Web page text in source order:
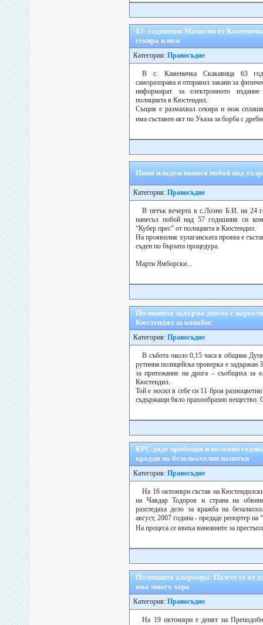
63- годишния Манасии от
секира и нож
Категория: Правосъдие
В с. Каменичка Скакавица 63
саморазправа и отправил закани за
информират за електронното
полицията в Кюстендил.
Същия е размахвал секира и нож
има съставен акт по Указа за борба с
Пиян младеж нанася побой над
Категория: Правосъдие
В петък вечерта в с.Лозно Б.И. на 24
нанесъл побой над 57 годишния си
“Кубер прес” от полицията в Кюстендил.
На проявилия хулаганската проява е
съден по бързата процедура.
Марти Ямборски...
Полицията задържа двама с
Кюстендил за канабис
Категория: Правосъдие
В събота около 0,15 часа в община
рутинна полицейска проверка е
за притежание на дрога – съобщиха за
Кюстендил.
Той е носил в себе си 11 броя
съдържащи бяло прахообразно вещество.
КРС даде пробация и половин
крадци на безалкохолни напитки
Категория: Правосъдие
На 16 октомври състав на
на Чавдар Тодоров и страна на
разгледаха дело за кражба на
август, 2007 година - предаде репортер на
На процеса се явиха виновните за
Полицията алармира: Пазете се от
има много хора
Категория: Правосъдие
На 19 октомври е денят на